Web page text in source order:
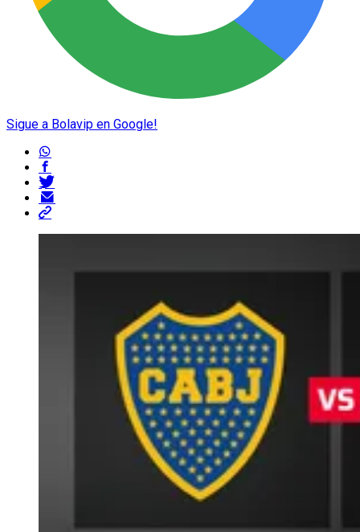
Sigue a Bolavip en Google!